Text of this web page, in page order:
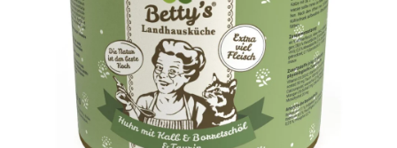
KONTAKTY
PŘIHLÁSIT SE